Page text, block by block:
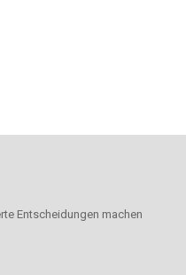
Entscheidungen machen